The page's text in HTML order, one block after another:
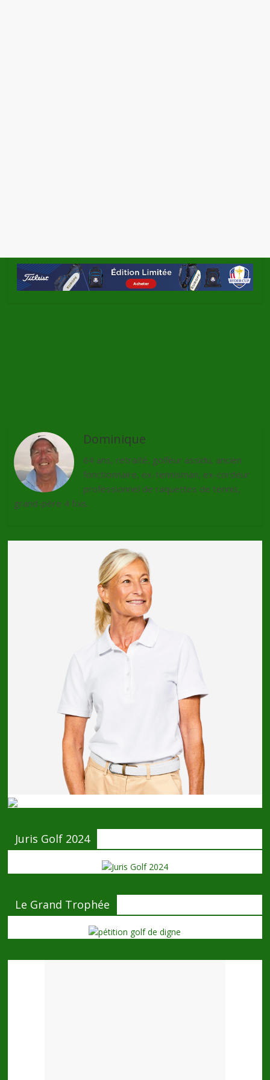
Dominique
64 ans, retraité, golfeur assidu, ancien
fonctionnaire, ex-tennisman, ex-cordeur
professionnel de raquettes de tennis,
grand-père 4 fois.
Juris Golf 2024
Le Grand Trophée